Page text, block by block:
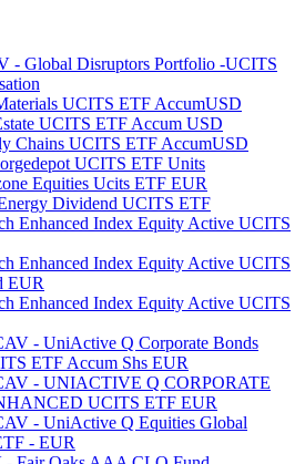
- Global Disruptors Portfolio -UCITS
UCITS ETF AccumUSD
UCITS ETF Accum USD
Chains UCITS ETF AccumUSD
UCITS ETF Units
Equities Ucits ETF EUR
Dividend UCITS ETF
Enhanced Index Equity Active UCITS
Enhanced Index Equity Active UCITS
EUR
Enhanced Index Equity Active UCITS
- UniActive Q Corporate Bonds
ETF Accum Shs EUR
- UNIACTIVE Q CORPORATE
UCITS ETF EUR
- UniActive Q Equities Global
- EUR